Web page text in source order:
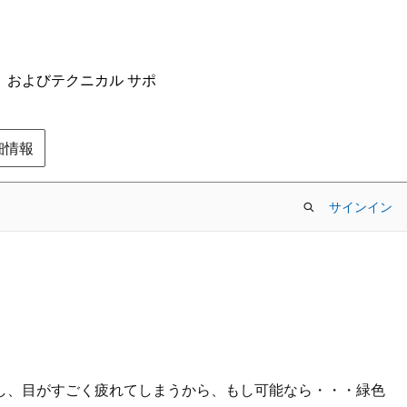
よびテクニカル サポ
報
サインイン
目がすごく疲れてしまうから、もし可能なら・・・緑色